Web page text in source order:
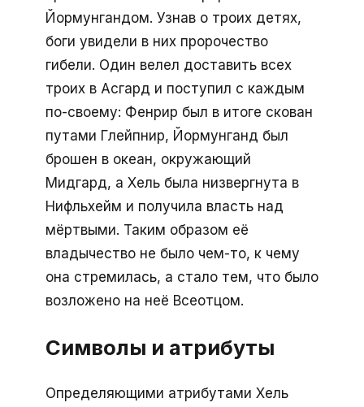
Йормунгандом. Узнав о троих детях,
боги увидели в них пророчество
гибели. Один велел доставить всех
троих в Асгард и поступил с каждым
по-своему: Фенрир был в итоге скован
путами Глейпнир, Йормунганд был
брошен в океан, окружающий
Мидгард, а Хель была низвергнута в
Нифльхейм и получила власть над
мёртвыми. Таким образом её
владычество не было чем-то, к чему
она стремилась, а стало тем, что было
возложено на неё Всеотцом.
Символы и атрибуты
Определяющими атрибутами Хель